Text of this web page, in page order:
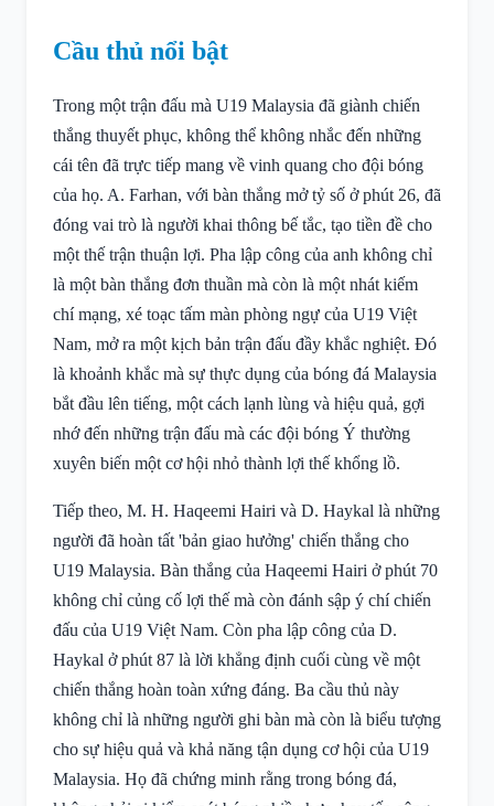
Cầu thủ nổi bật
Trong một trận đấu mà U19 Malaysia đã giành chiến
thắng thuyết phục, không thể không nhắc đến những
cái tên đã trực tiếp mang về vinh quang cho đội bóng
của họ. A. Farhan, với bàn thắng mở tỷ số ở phút 26, đã
đóng vai trò là người khai thông bế tắc, tạo tiền đề cho
một thế trận thuận lợi. Pha lập công của anh không chỉ
là một bàn thắng đơn thuần mà còn là một nhát kiếm
chí mạng, xé toạc tấm màn phòng ngự của U19 Việt
Nam, mở ra một kịch bản trận đấu đầy khắc nghiệt. Đó
là khoảnh khắc mà sự thực dụng của bóng đá Malaysia
bắt đầu lên tiếng, một cách lạnh lùng và hiệu quả, gợi
nhớ đến những trận đấu mà các đội bóng Ý thường
xuyên biến một cơ hội nhỏ thành lợi thế khổng lồ.
Tiếp theo, M. H. Haqeemi Hairi và D. Haykal là những
người đã hoàn tất 'bản giao hưởng' chiến thắng cho
U19 Malaysia. Bàn thắng của Haqeemi Hairi ở phút 70
không chỉ củng cố lợi thế mà còn đánh sập ý chí chiến
đấu của U19 Việt Nam. Còn pha lập công của D.
Haykal ở phút 87 là lời khẳng định cuối cùng về một
chiến thắng hoàn toàn xứng đáng. Ba cầu thủ này
không chỉ là những người ghi bàn mà còn là biểu tượng
cho sự hiệu quả và khả năng tận dụng cơ hội của U19
Malaysia. Họ đã chứng minh rằng trong bóng đá,